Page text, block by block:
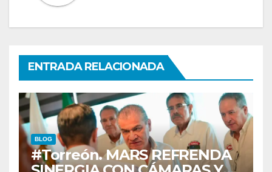
ENTRADA RELACIONADA
BLOG
#Torreón. MARS REFRENDA